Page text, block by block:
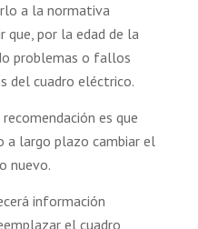
a la normativa
que, por la edad de la
problemas o fallos
del cuadro eléctrico.
es que
a largo plazo cambiar el
nuevo.
información
el cuadro